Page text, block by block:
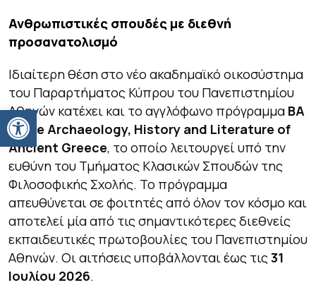
Ανοίξτε τη γραμμή εργαλείων
Ανθρωπιστικές σπουδές με διεθνή
προσανατολισμό
Ιδιαίτερη θέση στο νέο ακαδημαϊκό οικοσύστημα
του Παραρτήματος Κύπρου του Πανεπιστημίου
Αθηνών κατέχει και το αγγλόφωνο πρόγραμμα BA
in the Archaeology, History and Literature of
Ancient Greece, το οποίο λειτουργεί υπό την
ευθύνη του Τμήματος Κλασικών Σπουδών της
Φιλοσοφικής Σχολής. Το πρόγραμμα
απευθύνεται σε φοιτητές από όλον τον κόσμο και
αποτελεί μία από τις σημαντικότερες διεθνείς
εκπαιδευτικές πρωτοβουλίες του Πανεπιστημίου
Αθηνών. Οι αιτήσεις υποβάλλονται έως τις31
Ιουλίου 2026.